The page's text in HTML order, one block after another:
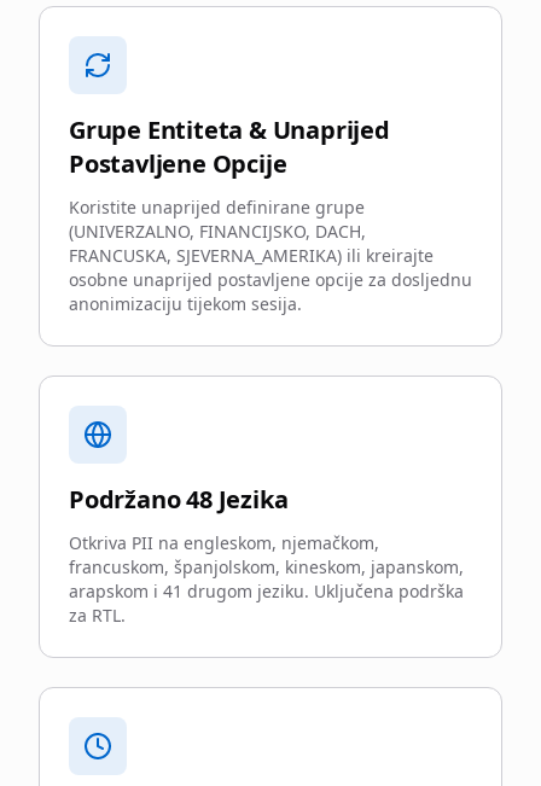
Grupe Entiteta & Unaprijed
Postavljene Opcije
Koristite unaprijed definirane grupe
(UNIVERZALNO, FINANCIJSKO, DACH,
FRANCUSKA, SJEVERNA_AMERIKA) ili kreirajte
osobne unaprijed postavljene opcije za dosljednu
anonimizaciju tijekom sesija.
Podržano 48 Jezika
Otkriva PII na engleskom, njemačkom,
francuskom, španjolskom, kineskom, japanskom,
arapskom i 41 drugom jeziku. Uključena podrška
za RTL.